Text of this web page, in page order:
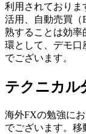
利用されておりま
活用、自動売買（
熟することは効率
環として、デモ口
でございます。
テクニカル
海外FXの勉強に
でございます。